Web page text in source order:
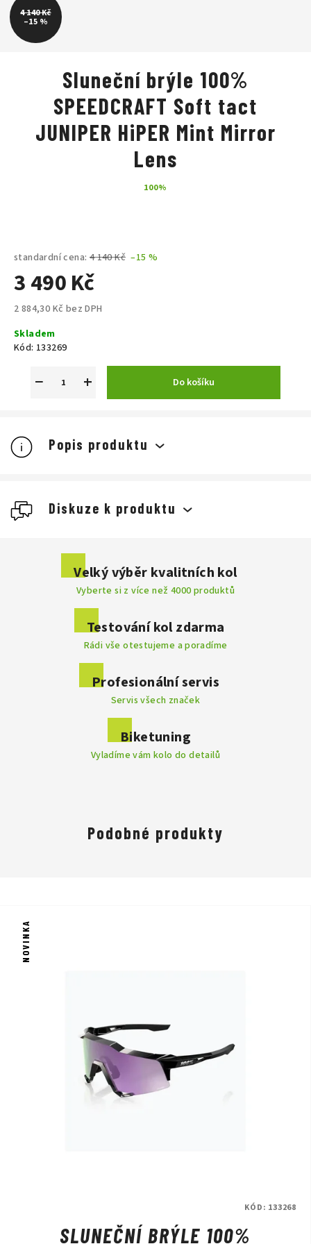
standardní cena: 4 140 Kč –15 %
3 490 Kč
2 884,30 Kč bez DPH
cena:
Skladem
Kód: 133269
+
− Do košíku
Popis produktu
Diskuze k produktu
Přidat komentář
Sluneční brýle 100%
SPEEDCRAFT Soft tact
JUNIPER HiPER Mint Mirror
Lens
100%
4 140 Kč
–15 %
Velký výběr kvalitních kol
Vyberte si z více než 4000 produktů
Testování kol zdarma
Rádi vše otestujeme a poradíme
Profesionální servis
Servis všech značek
Biketuning
Vyladíme vám kolo do detailů
Podobné produkty
NOVINKA
SLUNEČNÍ BRÝLE 100%
KÓD: 133268